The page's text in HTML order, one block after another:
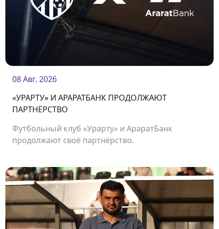
08 Авг. 2026
«УРАРТУ» И АРАРАТБАНК ПРОДОЛЖАЮТ
ПАРТНЁРСТВО
Футбольный клуб «Урарту» и АраратБанк
продолжают своё партнёрство.